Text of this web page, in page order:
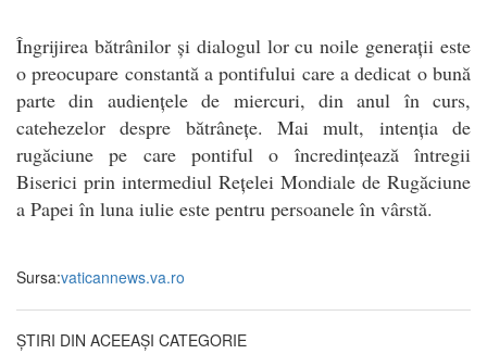
Îngrijirea bătrânilor și dialogul lor cu noile generații este
o preocupare constantă a pontifului care a dedicat o bună
parte din audiențele de miercuri, din anul în curs,
catehezelor despre bătrânețe. Mai mult, intenția de
rugăciune pe care pontiful o încredințează întregii
Biserici prin intermediul Rețelei Mondiale de Rugăciune
a Papei în luna iulie este pentru persoanele în vârstă.
Sursa:vaticannews.va.ro
ȘTIRI DIN ACEEAȘI CATEGORIE